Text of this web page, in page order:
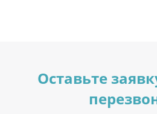
Оставьте